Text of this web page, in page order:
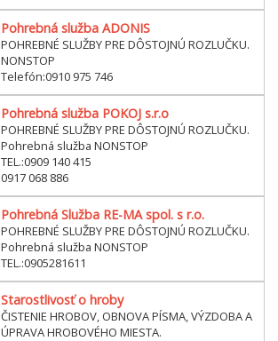
Pohrebná služba ADONIS
POHREBNÉ SLUŽBY PRE DÔSTOJNÚ ROZLUČKU.
NONSTOP
Telefón:0910 975 746
Pohrebná služba POKOJ s.r.o
POHREBNÉ SLUŽBY PRE DÔSTOJNÚ ROZLUČKU.
Pohrebná služba NONSTOP
TEL.:0909 140 415
0917 068 886
Pohrebná Služba RE-MA spol. s r.o.
POHREBNÉ SLUŽBY PRE DÔSTOJNÚ ROZLUČKU.
Pohrebná služba NONSTOP
TEL.:0905281611
Starostlivosť o hroby
ČISTENIE HROBOV, OBNOVA PÍSMA, VÝZDOBA A
ÚPRAVA HROBOVÉHO MIESTA.